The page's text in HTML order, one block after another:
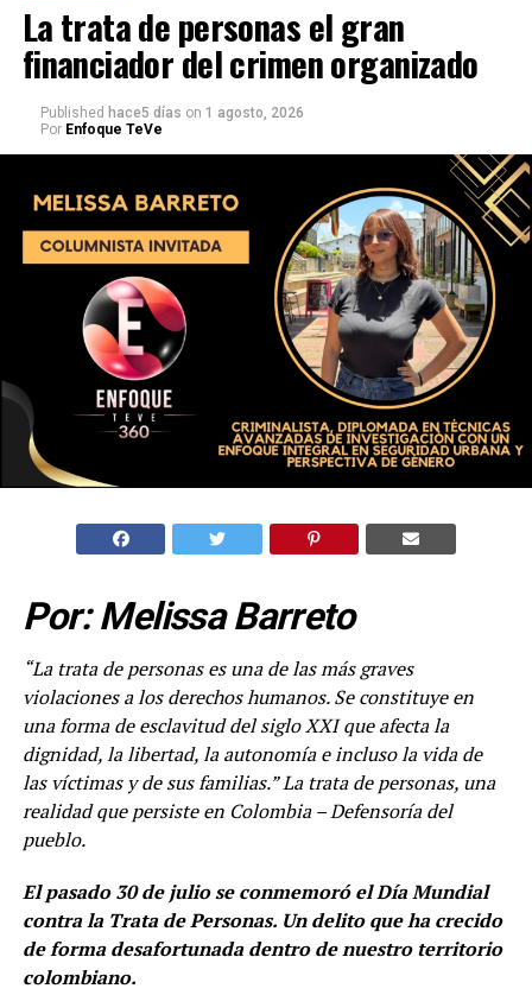
La trata de personas el gran
financiador del crimen organizado
Published hace5 días on 1 agosto, 2026
Por Enfoque TeVe
Por: Melissa Barreto
“La trata de personas es una de las más graves
violaciones a los derechos humanos. Se constituye en
una forma de esclavitud del siglo XXI que afecta la
dignidad, la libertad, la autonomía e incluso la vida de
las víctimas y de sus familias.” La trata de personas, una
realidad que persiste en Colombia– Defensoría del
pueblo.
El pasado 30 de julio se conmemoró el Día Mundial
contra la Trata de Personas. Un delito que ha crecido
de forma desafortunada dentro de nuestro territorio
colombiano.